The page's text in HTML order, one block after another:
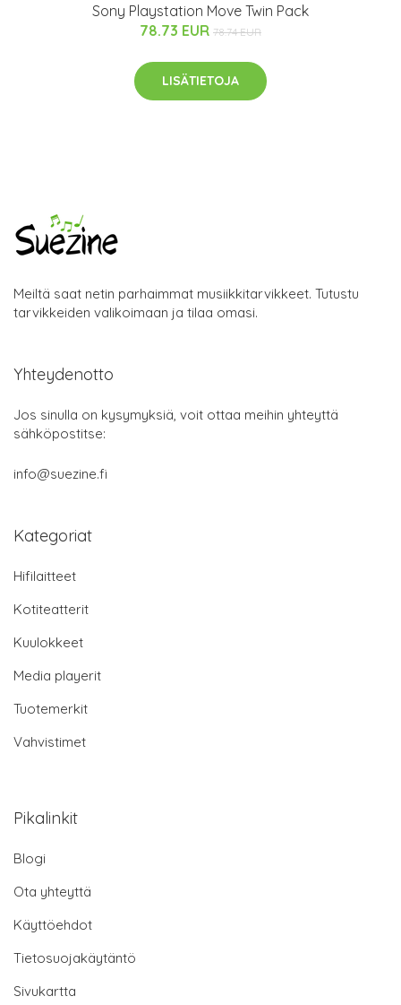
Sony Playstation Move Twin Pack
78.73 EUR 78.74 EUR
LISÄTIETOJA
Meiltä saat netin parhaimmat musiikkitarvikkeet. Tutustu
tarvikkeiden valikoimaan ja tilaa omasi.
Yhteydenotto
Jos sinulla on kysymyksiä, voit ottaa meihin yhteyttä
sähköpostitse:
info@suezine.fi
Kategoriat
Hifilaitteet
Kotiteatterit
Kuulokkeet
Media playerit
Tuotemerkit
Vahvistimet
Pikalinkit
Blogi
Ota yhteyttä
Käyttöehdot
Tietosuojakäytäntö
Sivukartta